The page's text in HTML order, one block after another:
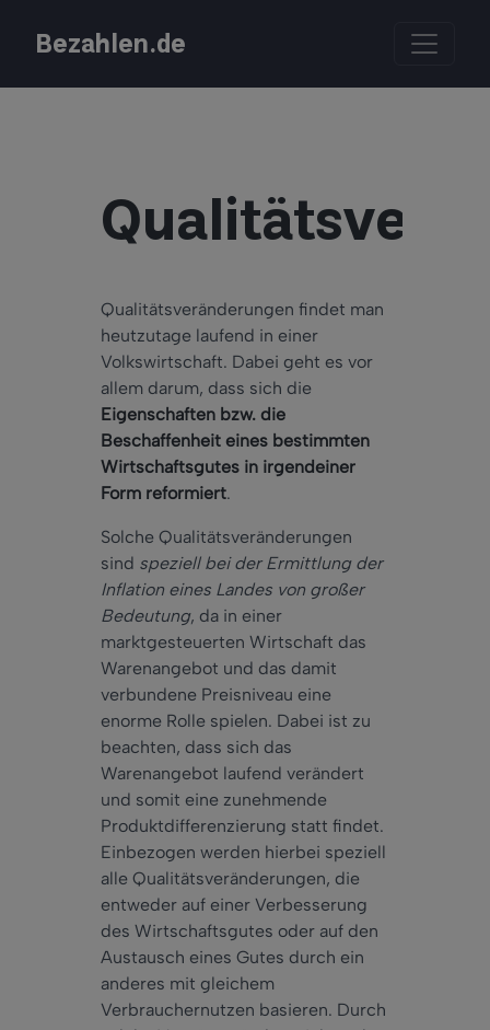
Bezahlen.de
Qualitätsveränderungen findet man
heutzutage laufend in einer
Volkswirtschaft. Dabei geht es vor
allem darum, dass sich die
Eigenschaften bzw. die
Beschaffenheit eines bestimmten
Wirtschaftsgutes in irgendeiner
Form reformiert.
Solche Qualitätsveränderungen
sind speziell bei der Ermittlung der
Inflation eines Landes von großer
Bedeutung, da in einer
marktgesteuerten Wirtschaft das
Warenangebot und das damit
verbundene Preisniveau eine
enorme Rolle spielen. Dabei ist zu
beachten, dass sich das
Warenangebot laufend verändert
und somit eine zunehmende
Produktdifferenzierung statt findet.
Einbezogen werden hierbei speziell
alle Qualitätsveränderungen, die
entweder auf einer Verbesserung
des Wirtschaftsgutes oder auf den
Austausch eines Gutes durch ein
anderes mit gleichem
Verbrauchernutzen basieren. Durch